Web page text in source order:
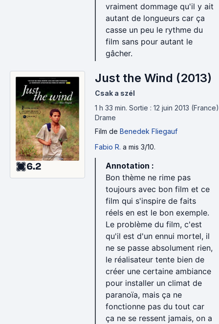
vraiment dommage qu'il y ait
autant de longueurs car ça
casse un peu le rythme du
film sans pour autant le
gâcher.
6.2
Just the Wind (2013)
Csak a szél
1 h 33 min. Sortie : 12 juin 2013
Drame
Film de Benedek Fliegauf
Fabio R. a mis 3/10.
Annotation :
Bon thème ne rime pas
toujours avec bon film et ce
film qui s'inspire de faits
réels en est le bon exemple.
Le problème du film, c'est
qu'il est d'un ennui mortel, il
ne se passe absolument rien,
le réalisateur tente bien de
créer une certaine ambiance
pour installer un climat de
paranoïa, mais ça ne
fonctionne pas du tout car
ça ne se ressent jamais, on a